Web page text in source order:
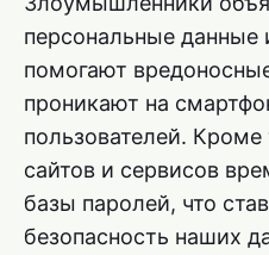
персональные
помогают
проникают на
пользователей. Кроме
сайтов и сервисов
базы паролей, что
безопасность наших